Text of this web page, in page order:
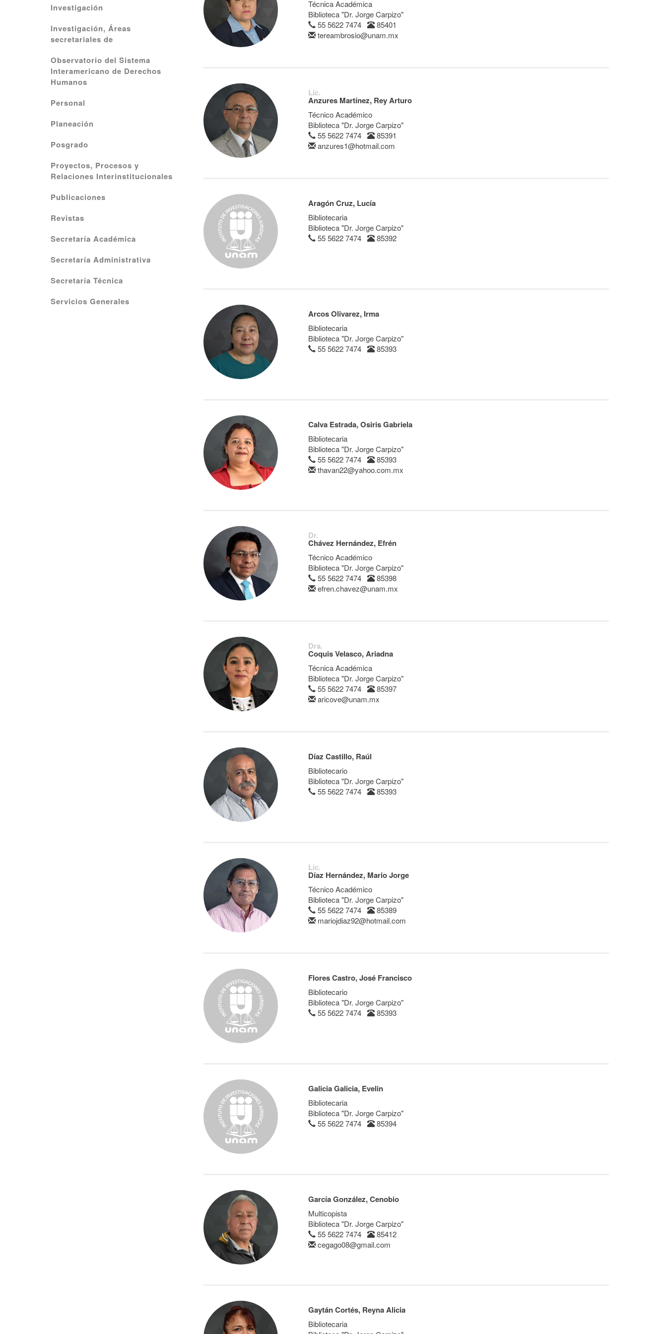
Investigación
Investigación, Áreas
secretariales de
Observatorio del Sistema
Interamericano de Derechos
Humanos
Personal
Planeación
Posgrado
Proyectos, Procesos y
Relaciones Interinstitucionales
Publicaciones
Revistas
Secretaría Académica
Secretaría Administrativa
Secretaría Técnica
Servicios Generales
Técnica Académica
Biblioteca "Dr. Jorge Carpizo"
55 5622 7474
85401
tereambrosio@unam.mx
Lic.
Anzures Martínez, Rey Arturo
Técnico Académico
Biblioteca "Dr. Jorge Carpizo"
55 5622 7474
85391
anzures1@hotmail.com
Aragón Cruz, Lucía
Bibliotecaria
Biblioteca "Dr. Jorge Carpizo"
55 5622 7474
85392
Arcos Olivarez, Irma
Bibliotecaria
Biblioteca "Dr. Jorge Carpizo"
55 5622 7474
85393
Calva Estrada, Osiris Gabriela
Bibliotecaria
Biblioteca "Dr. Jorge Carpizo"
55 5622 7474
85393
thavan22@yahoo.com.mx
Dr.
Chávez Hernández, Efrén
Técnico Académico
Biblioteca "Dr. Jorge Carpizo"
55 5622 7474
85398
efren.chavez@unam.mx
Dra.
Coquis Velasco, Ariadna
Técnica Académica
Biblioteca "Dr. Jorge Carpizo"
55 5622 7474
85397
aricove@unam.mx
Díaz Castillo, Raúl
Bibliotecario
Biblioteca "Dr. Jorge Carpizo"
55 5622 7474
85393
Lic.
Díaz Hernández, Mario Jorge
Técnico Académico
Biblioteca "Dr. Jorge Carpizo"
55 5622 7474
85389
mariojdiaz92@hotmail.com
Flores Castro, José Francisco
Bibliotecario
Biblioteca "Dr. Jorge Carpizo"
55 5622 7474
85393
Galicia Galicia, Evelin
Bibliotecaria
Biblioteca "Dr. Jorge Carpizo"
55 5622 7474
85394
García González, Cenobio
Multicopista
Biblioteca "Dr. Jorge Carpizo"
55 5622 7474
85412
cegago08@gmail.com
Gaytán Cortés, Reyna Alicia
Bibliotecaria